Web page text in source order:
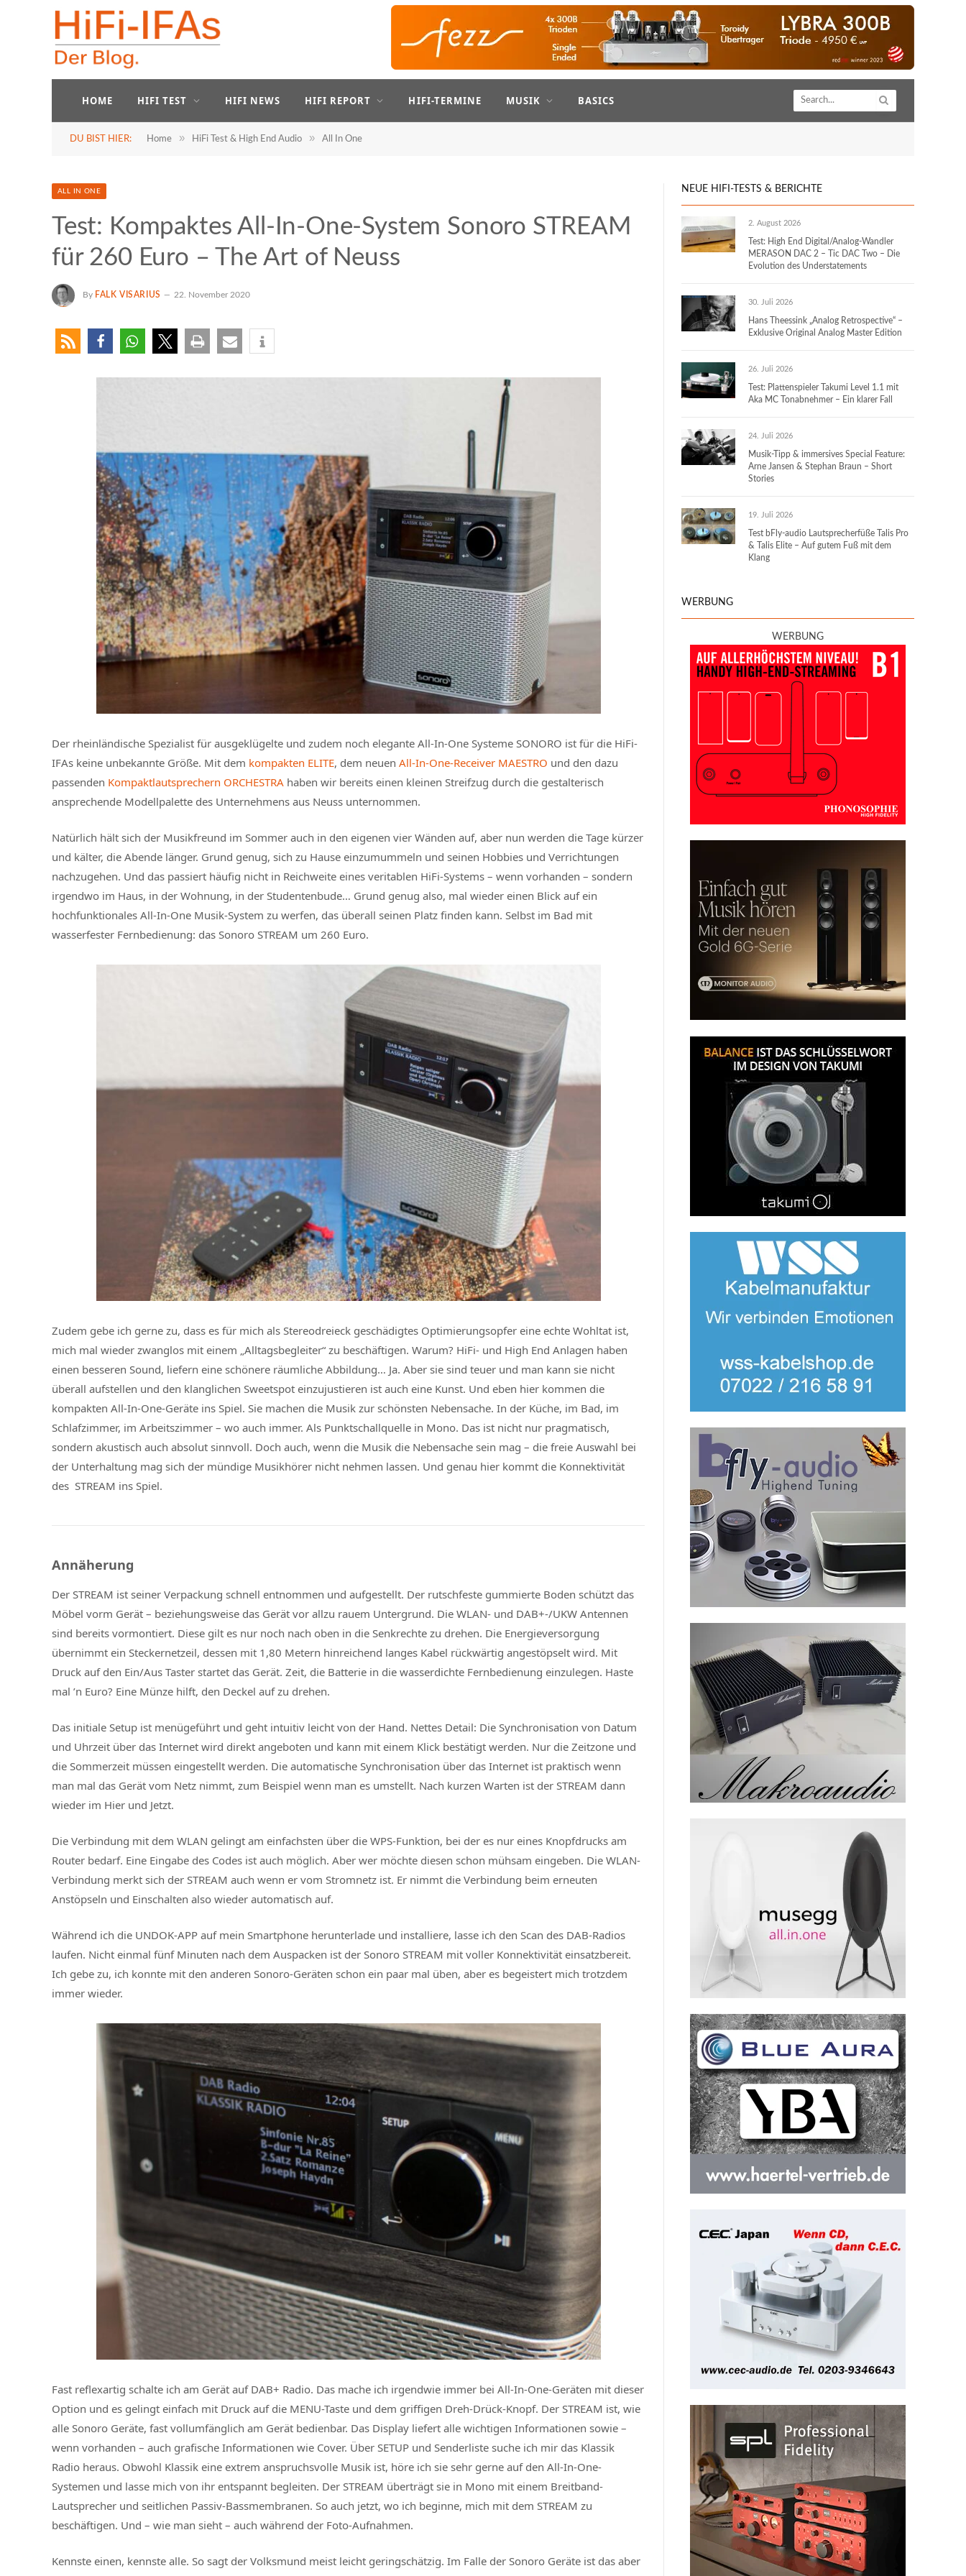
HOME HIFI TEST HIFI NEWS HIFI REPORT HIFI-TERMINE MUSIK BASICS
DU BIST HIER: Home » HiFi Test & High End Audio » All In One
ALL IN ONE
Test: Kompaktes All-In-One-System Sonoro STREAM
für 260 Euro – The Art of Neuss
By FALK VISARIUS 22. November 2020
Der rheinländische Spezialist für ausgeklügelte und zudem noch elegante All-In-One Systeme SONORO ist für die HiFi-
IFAs keine unbekannte Größe. Mit dem kompakten ELITE, dem neuen All-In-One-Receiver MAESTRO und den dazu
passenden Kompaktlautsprechern ORCHESTRA haben wir bereits einen kleinen Streifzug durch die gestalterisch
ansprechende Modellpalette des Unternehmens aus Neuss unternommen.
Natürlich hält sich der Musikfreund im Sommer auch in den eigenen vier Wänden auf, aber nun werden die Tage kürzer
und kälter, die Abende länger. Grund genug, sich zu Hause einzumummeln und seinen Hobbies und Verrichtungen
nachzugehen. Und das passiert häufig nicht in Reichweite eines veritablen HiFi-Systems – wenn vorhanden – sondern
irgendwo im Haus, in der Wohnung, in der Studentenbude… Grund genug also, mal wieder einen Blick auf ein
hochfunktionales All-In-One Musik-System zu werfen, das überall seinen Platz finden kann. Selbst im Bad mit
wasserfester Fernbedienung: das Sonoro STREAM um 260 Euro.
Zudem gebe ich gerne zu, dass es für mich als Stereodreieck geschädigtes Optimierungsopfer eine echte Wohltat ist,
mich mal wieder zwanglos mit einem „Alltagsbegleiter“ zu beschäftigen. Warum? HiFi- und High End Anlagen haben
einen besseren Sound, liefern eine schönere räumliche Abbildung… Ja. Aber sie sind teuer und man kann sie nicht
überall aufstellen und den klanglichen Sweetspot einzujustieren ist auch eine Kunst. Und eben hier kommen die
kompakten All-In-One-Geräte ins Spiel. Sie machen die Musik zur schönsten Nebensache. In der Küche, im Bad, im
Schlafzimmer, im Arbeitszimmer – wo auch immer. Als Punktschallquelle in Mono. Das ist nicht nur pragmatisch,
sondern akustisch auch absolut sinnvoll. Doch auch, wenn die Musik die Nebensache sein mag – die freie Auswahl bei
der Unterhaltung mag sich der mündige Musikhörer nicht nehmen lassen. Und genau hier kommt die Konnektivität
des STREAM ins Spiel.
Annäherung
Der STREAM ist seiner Verpackung schnell entnommen und aufgestellt. Der rutschfeste gummierte Boden schützt das
Möbel vorm Gerät – beziehungsweise das Gerät vor allzu rauem Untergrund. Die WLAN- und DAB+-/UKW Antennen
sind bereits vormontiert. Diese gilt es nur noch nach oben in die Senkrechte zu drehen. Die Energieversorgung
übernimmt ein Steckernetzeil, dessen mit 1,80 Metern hinreichend langes Kabel rückwärtig angestöpselt wird. Mit
Druck auf den Ein/Aus Taster startet das Gerät. Zeit, die Batterie in die wasserdichte Fernbedienung einzulegen. Haste
mal ’n Euro? Eine Münze hilft, den Deckel auf zu drehen.
Das initiale Setup ist menügeführt und geht intuitiv leicht von der Hand. Nettes Detail: Die Synchronisation von Datum
und Uhrzeit über das Internet wird direkt angeboten und kann mit einem Klick bestätigt werden. Nur die Zeitzone und
die Sommerzeit müssen eingestellt werden. Die automatische Synchronisation über das Internet ist praktisch wenn
man mal das Gerät vom Netz nimmt, zum Beispiel wenn man es umstellt. Nach kurzen Warten ist der STREAM dann
wieder im Hier und Jetzt.
Die Verbindung mit dem WLAN gelingt am einfachsten über die WPS-Funktion, bei der es nur eines Knopfdrucks am
Router bedarf. Eine Eingabe des Codes ist auch möglich. Aber wer möchte diesen schon mühsam eingeben. Die WLAN-
Verbindung merkt sich der STREAM auch wenn er vom Stromnetz ist. Er nimmt die Verbindung beim erneuten
Anstöpseln und Einschalten also wieder automatisch auf.
Während ich die UNDOK-APP auf mein Smartphone herunterlade und installiere, lasse ich den Scan des DAB-Radios
laufen. Nicht einmal fünf Minuten nach dem Auspacken ist der Sonoro STREAM mit voller Konnektivität einsatzbereit.
Ich gebe zu, ich konnte mit den anderen Sonoro-Geräten schon ein paar mal üben, aber es begeistert mich trotzdem
immer wieder.
Fast reflexartig schalte ich am Gerät auf DAB+ Radio. Das mache ich irgendwie immer bei All-In-One-Geräten mit dieser
Option und es gelingt einfach mit Druck auf die MENU-Taste und dem griffigen Dreh-Drück-Knopf. Der STREAM ist, wie
alle Sonoro Geräte, fast vollumfänglich am Gerät bedienbar. Das Display liefert alle wichtigen Informationen sowie –
wenn vorhanden – auch grafische Informationen wie Cover. Über SETUP und Senderliste suche ich mir das Klassik
Radio heraus. Obwohl Klassik eine extrem anspruchsvolle Musik ist, höre ich sie sehr gerne auf den All-In-One-
Systemen und lasse mich von ihr entspannt begleiten. Der STREAM überträgt sie in Mono mit einem Breitband-
Lautsprecher und seitlichen Passiv-Bassmembranen. So auch jetzt, wo ich beginne, mich mit dem STREAM zu
beschäftigen. Und – wie man sieht – auch während der Foto-Aufnahmen.
Kennste einen, kennste alle. So sagt der Volksmund meist leicht geringschätzig. Im Falle der Sonoro Geräte ist das aber
NEUE HIFI-TESTS & BERICHTE
2. August 2026
Test: High End Digital/Analog-Wandler
MERASON DAC 2 – Tic DAC Two – Die
Evolution des Understatements
30. Juli 2026
Hans Theessink „Analog Retrospective“ –
Exklusive Original Analog Master Edition
26. Juli 2026
Test: Plattenspieler Takumi Level 1.1 mit
Aka MC Tonabnehmer – Ein klarer Fall
24. Juli 2026
Musik-Tipp & immersives Special Feature:
Arne Jansen & Stephan Braun – Short
Stories
19. Juli 2026
Test bFly-audio Lautsprecherfüße Talis Pro
& Talis Elite – Auf gutem Fuß mit dem
Klang
WERBUNG
WERBUNG